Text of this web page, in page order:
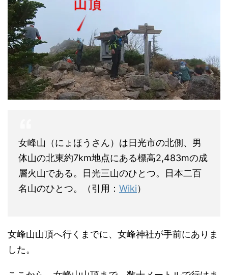
女峰山（にょほうさん）は日光市の北側、男
体山の北東約7km地点にある標高2,483mの成
層火山である。日光三山のひとつ。日本二百
名山のひとつ。（引用： Wiki）
女峰山山頂へ行くまでに、女峰神社が手前にありま
した。